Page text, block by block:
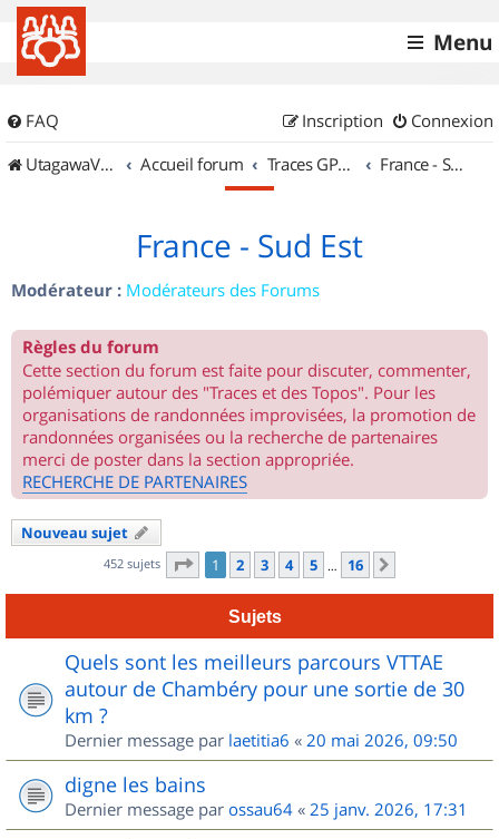
Menu
FAQ Connexion
Inscription
UtagawaVTT (Randos VTT et VTTAE avec traces GPS)
Accueil forum Traces GPS de randos VTT France - Sud Est
France - Sud Est
Modérateur : Modérateurs des Forums
Règles du forum
Cette section du forum est faite pour discuter, commenter,
polémiquer autour des "Traces et des Topos". Pour les
organisations de randonnées improvisées, la promotion de
randonnées organisées ou la recherche de partenaires
merci de poster dans la section appropriée.
RECHERCHE DE PARTENAIRES
Nouveau sujet
452 sujets Page 1sur
1 2 3 4 5 … 16
Sujets
Quels sont les meilleurs parcours VTTAE
autour de Chambéry pour une sortie de 30
km ?
Dernier message par laetitia6 « 20 mai 2026, 09:50
digne les bains
Dernier message par ossau64 « 25 janv. 2026, 17:31